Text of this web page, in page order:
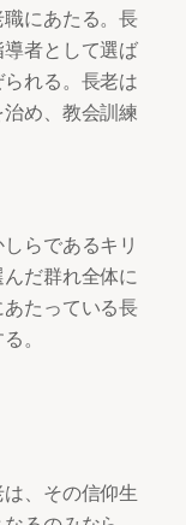
にあたる。長
者として選ば
れる。長老は
め、教会訓練
らであるキリ
だ群れ全体に
たっている長
。
、その信仰生